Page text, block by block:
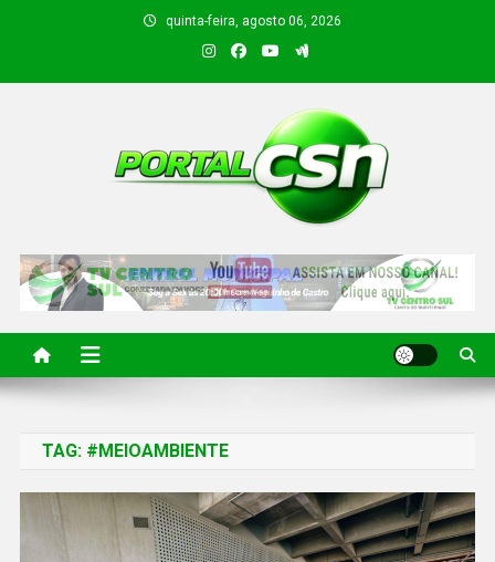
quinta-feira, agosto 06, 2026
PORTAL CSN
TAG: #MEIOAMBIENTE